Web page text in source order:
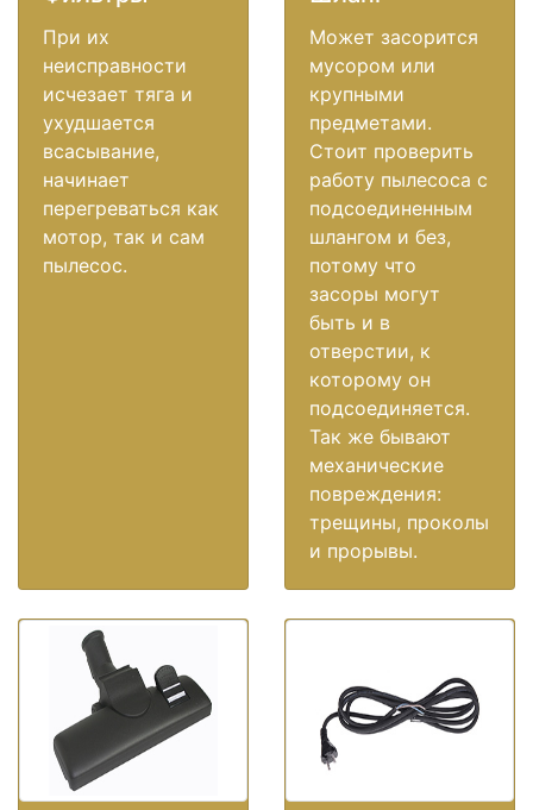
При их
неисправности
исчезает тяга и
ухудшается
всасывание,
начинает
перегреваться как
мотор, так и сам
пылесос.
Может засорится
мусором или
крупными
предметами.
Стоит проверить
работу пылесоса с
подсоединенным
шлангом и без,
потому что
засоры могут
быть и в
отверстии, к
которому он
подсоединяется.
Так же бывают
механические
повреждения:
трещины, проколы
и прорывы.